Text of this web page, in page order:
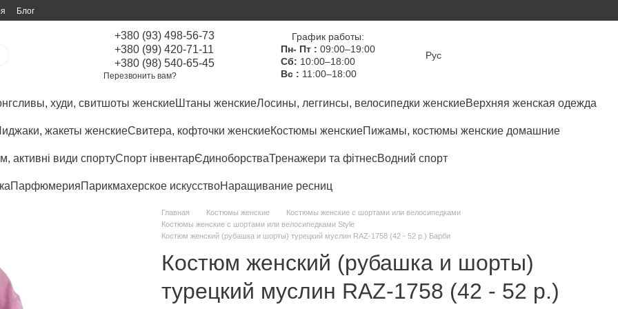
Блог
+380 (93) 498-56-73
+380 (99) 420-71-11
+380 (98) 540-65-45
Перезвонить вам?
График работы:
Пн- Пт : 09:00–19:00
Сб: 10:00–18:00
Вс : 11:00–18:00
Рус
худи, свитшоты женскиеШтаны женскиеЛосины, леггинсы, велосипедки женскиеВерхняя женская одежда
жакеты женскиеСвитера, кофточки женскиеКостюмы женскиеПижамы, костюмы женские домашние
активні види спортуСпорт інвентарЄдиноборстваТренажери та фітнесВодний спорт
ПарфюмерияПарикмахерское искусствоНаращивание ресниц
Главная Костюмы женские
Костюмы женские с шортами или велосипедками
Костюмы женские с шортами или велосипедками Style
Костюм женский (рубашка и шорты) турецкий муслин RAZ-1758 (42 - 52 р.) Барби
Костюм женский (рубашка и шорты)
турецкий муслин RAZ-1758 (42 - 52 р.)